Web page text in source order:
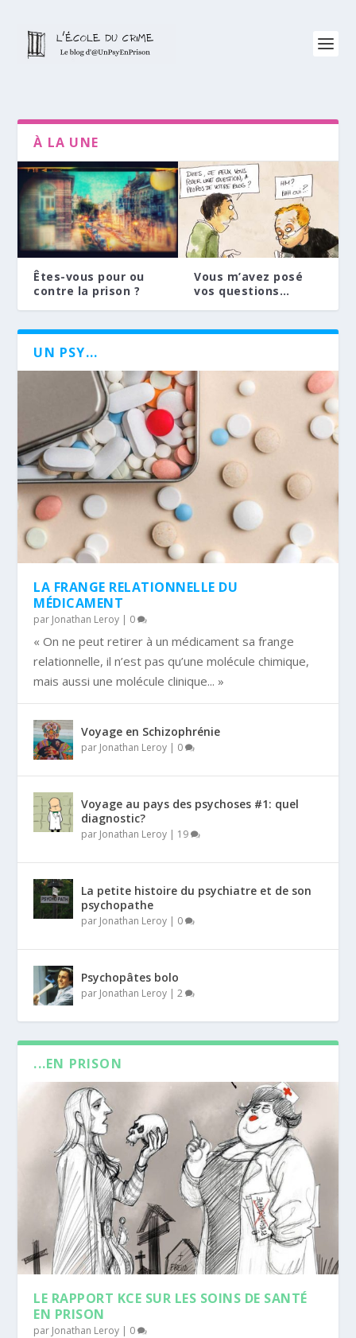
À LA UNE
Êtes-vous pour ou
contre la prison ?
Vous m’avez posé
vos questions…
UN PSY...
LA FRANGE RELATIONNELLE DU
MÉDICAMENT
par Jonathan Leroy | 0
« On ne peut retirer à un médicament sa frange
relationnelle, il n’est pas qu’une molécule chimique,
mais aussi une molécule clinique... »
Voyage en Schizophrénie
par Jonathan Leroy | 0
Voyage au pays des psychoses #1: quel
diagnostic?
par Jonathan Leroy | 19
La petite histoire du psychiatre et de son
psychopathe
par Jonathan Leroy | 0
Psychopâtes bolo
par Jonathan Leroy |2
...EN PRISON
LE RAPPORT KCE SUR LES SOINS DE SANTÉ
EN PRISON
par Jonathan Leroy | 0